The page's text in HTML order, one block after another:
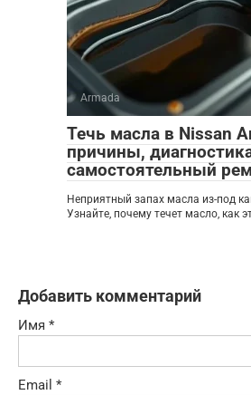
Armada
Течь масла в Nissan
причины,
самостоятельный
Неприятный запах масла из-под
Узнайте, почему течет масло, как
Добавить комментарий
Имя *
Email *